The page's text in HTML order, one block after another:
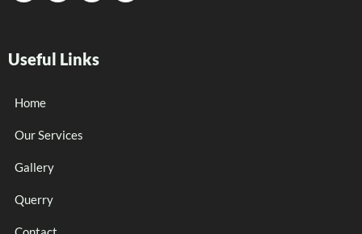
Useful Links
Home
Our Services
Gallery
Querry